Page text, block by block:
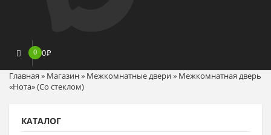
0 0₽
Главная » Магазин» Межкомнатные двери» Межкомнатная дверь
«Нота» (Со стеклом)
КАТАЛОГ